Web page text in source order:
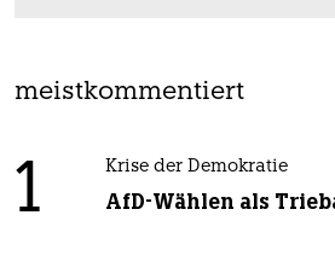
meistkommentiert
1 Krise der Demokratie
AfD-Wählen als